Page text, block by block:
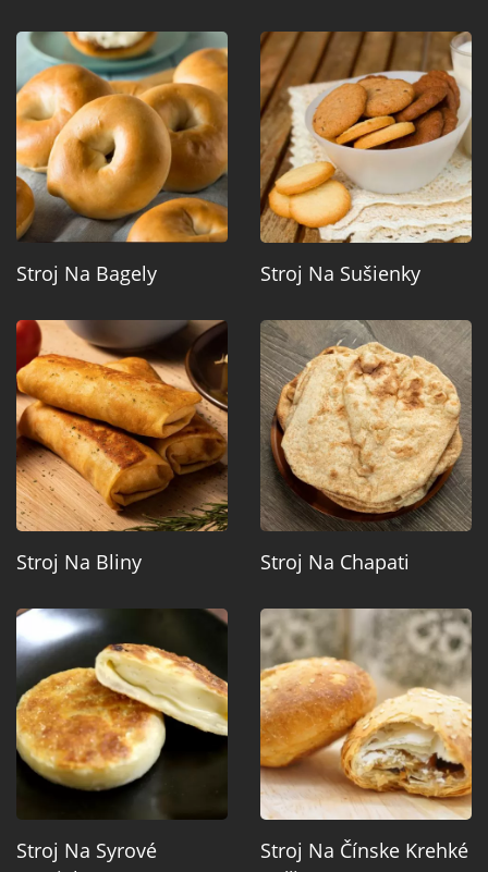
Stroj Na Bagely Stroj Na Sušienky
Stroj Na Bliny Stroj Na Chapati
Stroj Na Syrové
Stroj Na Čínske Krehké